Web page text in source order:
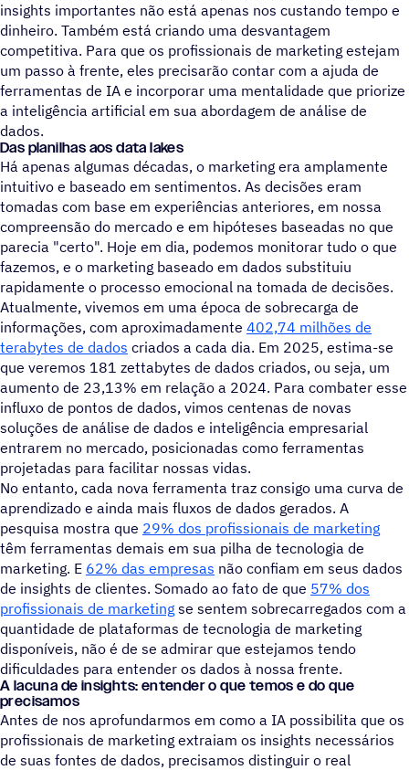
insights importantes não está apenas nos custando tempo e
dinheiro. Também está criando uma desvantagem
competitiva. Para que os profissionais de marketing estejam
um passo à frente, eles precisarão contar com a ajuda de
ferramentas de IA e incorporar uma mentalidade que priorize
a inteligência artificial em sua abordagem de análise de
dados.
Das planilhas aos data lakes
Há apenas algumas décadas, o marketing era amplamente
intuitivo e baseado em sentimentos. As decisões eram
tomadas com base em experiências anteriores, em nossa
compreensão do mercado e em hipóteses baseadas no que
parecia "certo". Hoje em dia, podemos monitorar tudo o que
fazemos, e o marketing baseado em dados substituiu
rapidamente o processo emocional na tomada de decisões.
Atualmente, vivemos em uma época de sobrecarga de
informações, com aproximadamente 402,74 milhões de
terabytes de dados criados a cada dia. Em 2025, estima-se
que veremos 181 zettabytes de dados criados, ou seja, um
aumento de 23,13% em relação a 2024. Para combater esse
influxo de pontos de dados, vimos centenas de novas
soluções de análise de dados e inteligência empresarial
entrarem no mercado, posicionadas como ferramentas
projetadas para facilitar nossas vidas.
No entanto, cada nova ferramenta traz consigo uma curva de
aprendizado e ainda mais fluxos de dados gerados. A
pesquisa mostra que 29% dos profissionais de marketing
têm ferramentas demais em sua pilha de tecnologia de
marketing. E 62% das empresas não confiam em seus dados
de insights de clientes. Somado ao fato de que 57% dos
profissionais de marketing se sentem sobrecarregados com a
quantidade de plataformas de tecnologia de marketing
disponíveis, não é de se admirar que estejamos tendo
dificuldades para entender os dados à nossa frente.
A lacuna de insights: entender o que temos e do que
precisamos
Antes de nos aprofundarmos em como a IA possibilita que os
profissionais de marketing extraiam os insights necessários
de suas fontes de dados, precisamos distinguir o real